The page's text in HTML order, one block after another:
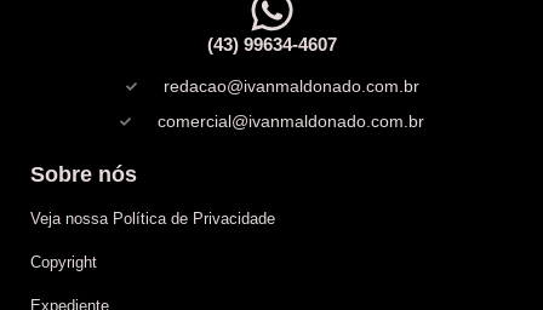
(43) 99634-4607
redacao@ivanmaldonado.com.br
comercial@ivanmaldonado.com.br
Sobre nós
Veja nossa Política de Privacidade
Copyright
Expediente